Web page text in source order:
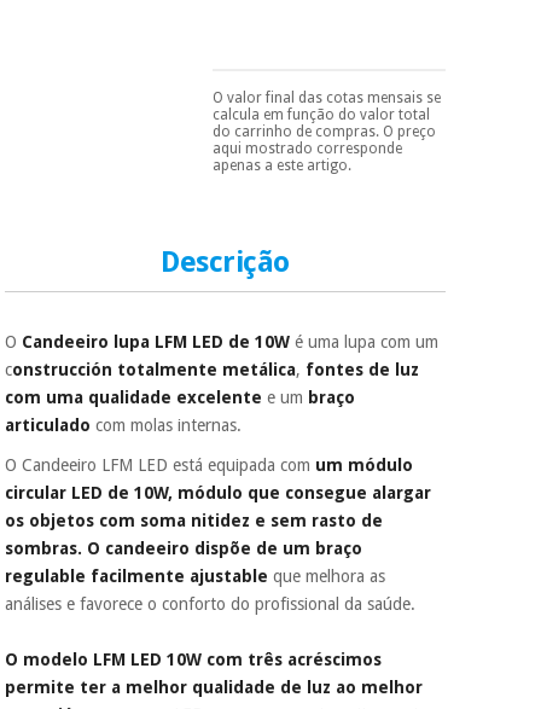
Ortopedia
Instrumental
(liquidação)
Pode escolhê-lo no final
do processo de compra,
ao escolher o método de
pagamento.Só
precisará do seu
telemóvel e número
de cartão.
porque a SeQura
colabora com a
Fisaude para que
assim seja.
conveniente, pois
hoje paga apenas 1/3
do valor. As restantes
serão cobradas no
mesmo dia de cada
mês.
compromisso.
Pode adiantar o
O valor final das cotas mensais se
calcula em função do valor total
do carrinho de compras. O preço
aqui mostrado corresponde
apenas a este artigo.
Descrição
O Candeeiro lupa LFM LED de 10Wé uma lupa com um
construcción totalmente metálica, fontes de luz
com uma qualidade excelentee um braço
articulado com molas internas.
O Candeeiro LFM LED está equipada com um módulo
circular LED de 10W, módulo que consegue alargar
os objetos com soma nitidez e sem rasto de
sombras. O candeeiro dispõe de um braço
regulable facilmente ajustable que melhora as
análises e favorece o conforto do profissional da saúde.
O modelo LFM LED 10W com três acréscimos
permite ter a melhor qualidade de luz ao melhor